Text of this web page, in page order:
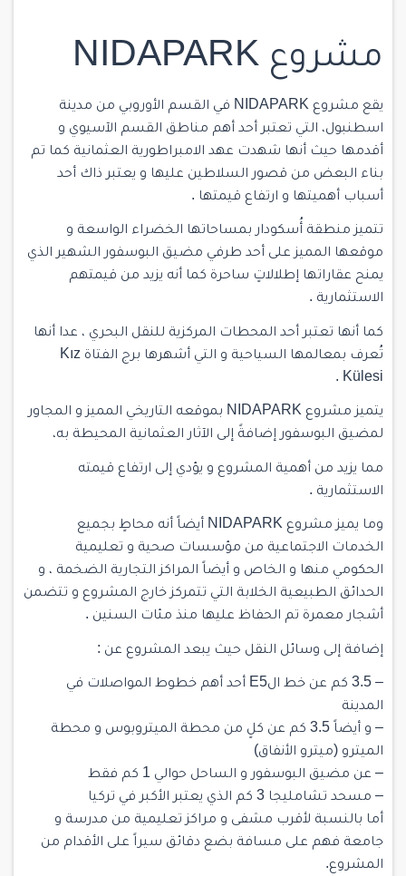
مشروع NIDAPARK
يقع مشروع NIDAPARK في القسم الأوروبي من مدينة
اسطنبول، التي تعتبر أحد أهم مناطق القسم الآسيوي و
أقدمها حيث أنها شهدت عهد الامبراطورية العثمانية كما تم
بناء البعض من قصور السلاطين عليها و يعتبر ذاك أحد
أسباب أهميتها و ارتفاع قيمتها .
تتميز منطقة أُسكودار بمساحاتها الخضراء الواسعة و
موقعها المميز على أحد طرفي مضيق البوسفور الشهير الذي
يمنح عقاراتها إطلالاتٍ ساحرة كما أنه يزيد من قيمتهم
الاستثمارية .
كما أنها تعتبر أحد المحطات المركزية للنقل البحري ، عدا أنها
تُعرف بمعالمها السياحية و التي أشهرها برج الفتاة Kız
Külesi .
يتميز مشروع NIDAPARK بموقعه التاريخي المميز و المجاور
لمضيق البوسفور إضافةً إلى الآثار العثمانية المحيطة به،
مما يزيد من أهمية المشروع و يؤدي إلى ارتفاع قيمته
الاستثمارية .
وما يميز مشروع NIDAPARK أيضاً أنه محاطٍ بجميع
الخدمات الاجتماعية من مؤسسات صحية و تعليمية
الحكومي منها و الخاص و أيضاً المراكز التجارية الضخمة ، و
الحدائق الطبيعية الخلابة التي تتمركز خارج المشروع و تتضمن
أشجار معمرة تم الحفاظ عليها منذ مئات السنين .
إضافة إلى وسائل النقل حيث يبعد المشروع عن :
– 3.5 كم عن خط الE5 أحد أهم خطوط المواصلات في
المدينة
– و أيضاً 3.5 كم عن كلٍ من محطة الميتروبوس و محطة
الميترو (ميترو الأنفاق)
– عن مضيق البوسفور و الساحل حوالي 1 كم فقط
– مسحد تشامليجا 3 كم الذي يعتبر الأكبر في تركيا
أما بالنسبة لأقرب مشفى و مراكز تعليمية من مدرسة و
جامعة فهم على مسافة بضع دقائق سيراً على الأقدام من
المشروع.